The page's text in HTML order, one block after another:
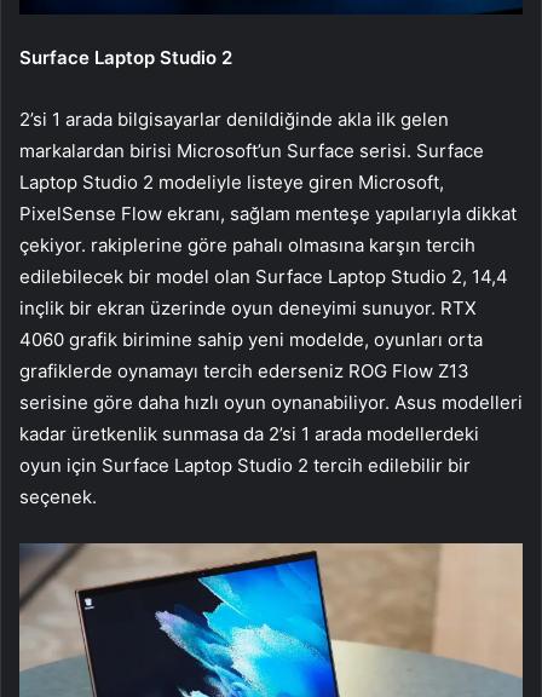
Surface Laptop Studio 2
2’si 1 arada bilgisayarlar denildiğinde akla ilk gelen
markalardan birisi Microsoft’un Surface serisi. Surface
Laptop Studio 2 modeliyle listeye giren Microsoft,
PixelSense Flow ekranı, sağlam menteşe yapılarıyla dikkat
çekiyor. rakiplerine göre pahalı olmasına karşın tercih
edilebilecek bir model olan Surface Laptop Studio 2, 14,4
inçlik bir ekran üzerinde oyun deneyimi sunuyor. RTX
4060 grafik birimine sahip yeni modelde, oyunları orta
grafiklerde oynamayı tercih ederseniz ROG Flow Z13
serisine göre daha hızlı oyun oynanabiliyor. Asus modelleri
kadar üretkenlik sunmasa da 2’si 1 arada modellerdeki
oyun için Surface Laptop Studio 2 tercih edilebilir bir
seçenek.